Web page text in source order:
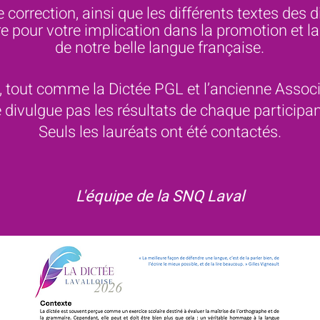
correction, ainsi que les différents textes des
pour votre implication dans la promotion et
de notre belle langue française.
tout comme la Dictée PGL et l’ancienne
divulgue pas les résultats de chaque
Seuls les lauréats ont été contactés.
L'équipe de la SNQ Laval